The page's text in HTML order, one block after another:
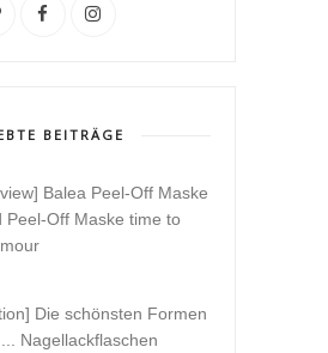
BEITRÄGE
Balea Peel-Off Maske
Peel-Off Maske time to
Die schönsten Formen
Nagellackflaschen